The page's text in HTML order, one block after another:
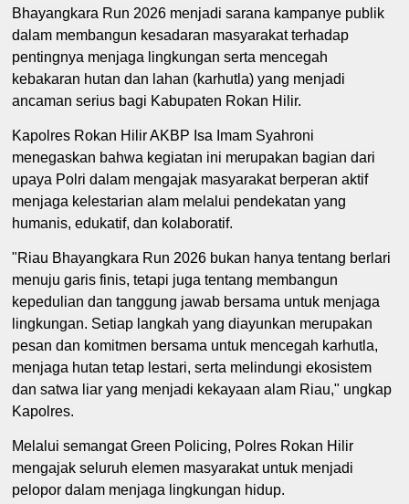
Bhayangkara Run 2026 menjadi sarana kampanye publik
dalam membangun kesadaran masyarakat terhadap
pentingnya menjaga lingkungan serta mencegah
kebakaran hutan dan lahan (karhutla) yang menjadi
ancaman serius bagi Kabupaten Rokan Hilir.
Kapolres Rokan Hilir AKBP Isa Imam Syahroni
menegaskan bahwa kegiatan ini merupakan bagian dari
upaya Polri dalam mengajak masyarakat berperan aktif
menjaga kelestarian alam melalui pendekatan yang
humanis, edukatif, dan kolaboratif.
"Riau Bhayangkara Run 2026 bukan hanya tentang berlari
menuju garis finis, tetapi juga tentang membangun
kepedulian dan tanggung jawab bersama untuk menjaga
lingkungan. Setiap langkah yang diayunkan merupakan
pesan dan komitmen bersama untuk mencegah karhutla,
menjaga hutan tetap lestari, serta melindungi ekosistem
dan satwa liar yang menjadi kekayaan alam Riau," ungkap
Kapolres.
Melalui semangat Green Policing, Polres Rokan Hilir
mengajak seluruh elemen masyarakat untuk menjadi
pelopor dalam menjaga lingkungan hidup.